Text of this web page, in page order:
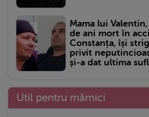
Mama lui
de ani mort în
Constanța, își
privit
și-a dat ultima
Util pentru mămici